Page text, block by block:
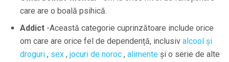
care are o boală psihică.
Addict -Această categorie cuprinzătoare include orice
om care are orice fel de dependență, inclusiv alcool și
droguri , sex , jocuri de noroc , alimente și o serie de alte